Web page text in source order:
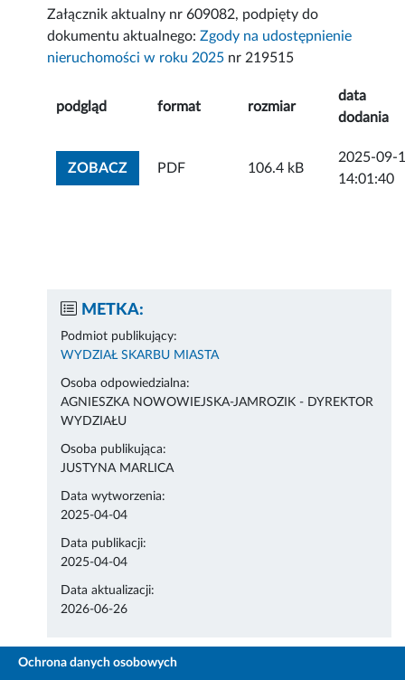
Załącznik aktualny nr 609082, podpięty do
dokumentu aktualnego:Zgody na udostępnienie
nieruchomości w roku 2025 nr 219515
podgląd format rozmiar
data
dodania
ZOBACZZOBACZ ZAŁĄCZNIK
PDF 106.4 kB
2025-09-
14:01:40
METKA:
Podmiot publikujący:
WYDZIAŁ SKARBU MIASTA
Osoba odpowiedzialna:
AGNIESZKA NOWOWIEJSKA-JAMROZIK - DYREKTOR
WYDZIAŁU
Osoba publikująca:
JUSTYNA MARLICA
Data wytworzenia:
2025-04-04
Data publikacji:
2025-04-04
Data aktualizacji:
2026-06-26
Ochrona danych osobowych